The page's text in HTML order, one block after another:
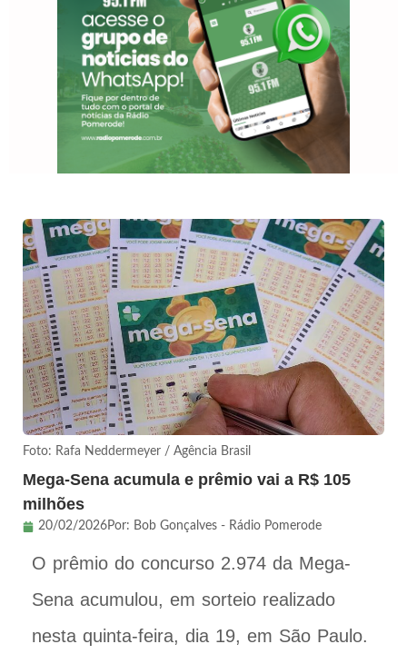
Foto: Rafa Neddermeyer / Agência Brasil
Mega-Sena acumula e prêmio vai a R$ 105
milhões
20/02/2026Por: Bob Gonçalves - Rádio Pomerode
O prêmio do concurso 2.974 da Mega-
Sena acumulou, em sorteio realizado
nesta quinta-feira, dia 19, em São Paulo.